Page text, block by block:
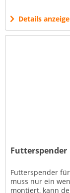
Details
Futterspender
Futterspender
muss nur ein
montiert, kann